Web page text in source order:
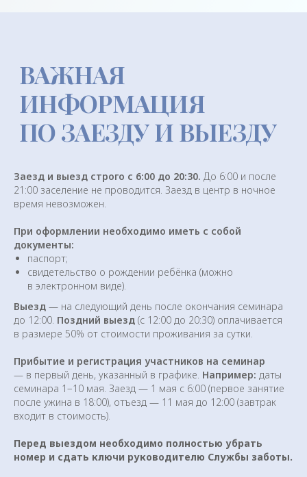
Заезд и выезд строго с 6:00 до 20:30. До 6:00 и после
21:00 заселение не проводится. Заезд в центр в ночное
время невозможен.
При оформлении необходимо иметь с собой
документы:
паспорт;
свидетельство о рождении ребёнка (можно
в электронном виде).
Выезд — на следующий день после окончания семинара
до 12:00. Поздний выезд (с 12:00 до 20:30) оплачивается
в размере 50% от стоимости проживания за сутки.
Прибытие и регистрация участников на семинар
— в первый день, указанный в графике. Например: даты
семинара 1−10 мая. Заезд — 1 мая с 6:00 (первое занятие
после ужина в 18:00), отъезд — 11 мая до 12:00 (завтрак
входит в стоимость).
Перед выездом необходимо полностью убрать
номер и сдать ключи руководителю Службы заботы.
ОТЗЫВЫ
УЧАСТНИКОВ
МЕСТО ПРОВЕДЕНИЯ
СЕМИНАРА